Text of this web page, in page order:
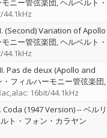
ニー管弦楽団 ヘルベルト・
(Second) Variation of Apollo
ニー管弦楽団 ヘルベルト・
Pas de deux (Apollo and
フィルハーモニー管弦楽団
16bit/44.1kHz
(1947 Version)--ベルリ
ト・フォン・カラヤン